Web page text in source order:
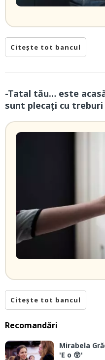
Citește tot bancul
-Tatal tău… este
sunt plecați cu treburi
Citește tot bancul
Recomandări
Mirabela
'E o 😲'